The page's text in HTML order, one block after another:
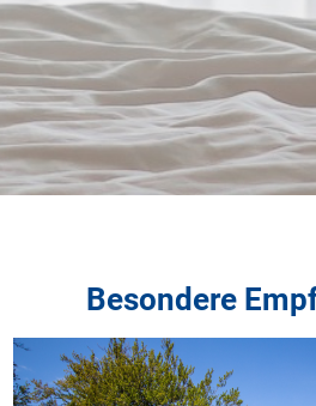
Besondere